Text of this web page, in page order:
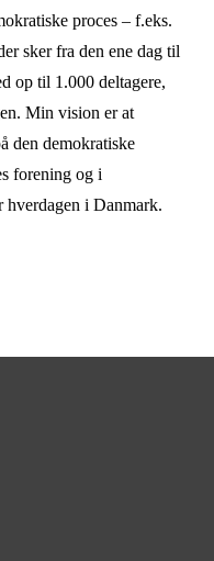
proces – f.eks.
sker fra den ene dag til
op til 1.000 deltagere,
Min vision er at
den demokratiske
forening og i
i Danmark.